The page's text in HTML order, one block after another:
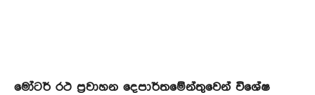
මෝටර් රථ ප්‍රවාහන දෙපාර්තමේන්තුවෙන් විශේෂ